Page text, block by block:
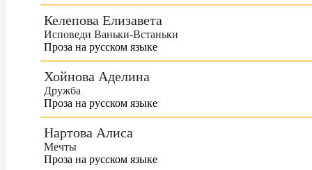
Келепова Елизавета
Исповеди Ваньки-Встаньки
Проза на русском языке
Хойнова Аделина
Дружба
Проза на русском языке
Нартова Алиса
Мечты
Проза на русском языке